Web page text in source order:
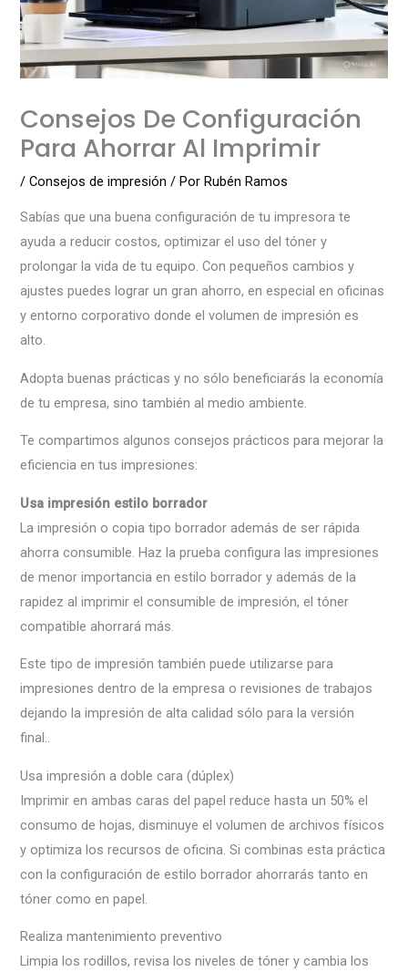
Consejos De Configuración
Para Ahorrar Al Imprimir
/Consejos de impresión / Por Rubén Ramos
Sabías que una buena configuración de tu impresora te
ayuda a reducir costos, optimizar el uso del tóner y
prolongar la vida de tu equipo. Con pequeños cambios y
ajustes puedes lograr un gran ahorro, en especial en oficinas
y entorno corporativo donde el volumen de impresión es
alto.
Adopta buenas prácticas y no sólo beneficiarás la economía
de tu empresa, sino también al medio ambiente.
Te compartimos algunos consejos prácticos para mejorar la
eficiencia en tus impresiones:
Usa impresión estilo borrador
La impresión o copia tipo borrador además de ser rápida
ahorra consumible. Haz la prueba configura las impresiones
de menor importancia en estilo borrador y además de la
rapidez al imprimir el consumible de impresión, el tóner
compatible ahorrará más.
Este tipo de impresión también puede utilizarse para
impresiones dentro de la empresa o revisiones de trabajos
dejando la impresión de alta calidad sólo para la versión
final..
Usa impresión a doble cara (dúplex)
Imprimir en ambas caras del papel reduce hasta un 50% el
consumo de hojas, disminuye el volumen de archivos físicos
y optimiza los recursos de oficina. Si combinas esta práctica
con la configuración de estilo borrador ahorrarás tanto en
tóner como en papel.
Realiza mantenimiento preventivo
Limpia los rodillos, revisa los niveles de tóner y cambia los